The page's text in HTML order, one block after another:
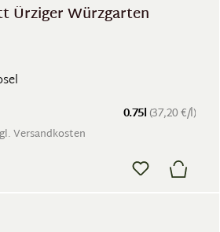
Ürziger Würzgarten
0.75l (37,20 €/l)
Versandkosten